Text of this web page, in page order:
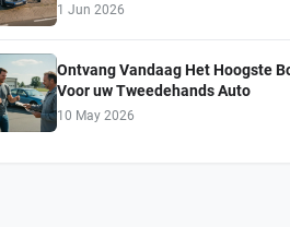
1 Jun 2026
Ontvang Vandaag Het Hoogste
Voor uw Tweedehands Auto
10 May 2026